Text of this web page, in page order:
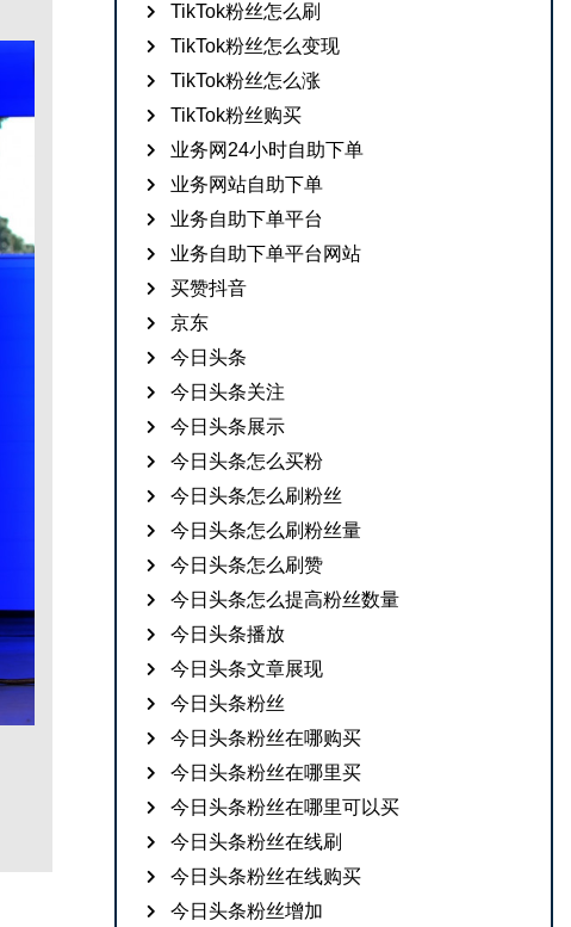
TikTok粉丝怎么刷
TikTok粉丝怎么变现
TikTok粉丝怎么涨
TikTok粉丝购买
业务网24小时自助下单
业务网站自助下单
业务自助下单平台
业务自助下单平台网站
买赞抖音
京东
今日头条
今日头条关注
今日头条展示
今日头条怎么买粉
今日头条怎么刷粉丝
今日头条怎么刷粉丝量
今日头条怎么刷赞
今日头条怎么提高粉丝数量
今日头条播放
今日头条文章展现
今日头条粉丝
今日头条粉丝在哪购买
今日头条粉丝在哪里买
今日头条粉丝在哪里可以买
今日头条粉丝在线刷
今日头条粉丝在线购买
今日头条粉丝增加